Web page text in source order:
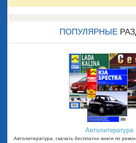
ПОПУЛЯРНЫЕ
Автолитература
Автолитература, скачать бесплатно книги по